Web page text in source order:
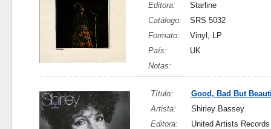
Editora:
Starline
Catálogo:
SRS 5032
Formato:
Vinyl, LP
País:
UK
Notas:
Título:
Good, Bad But
Artista:
Shirley Bassey
Editora:
United Artists Records